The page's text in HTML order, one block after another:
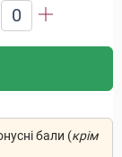
0
бали (крім